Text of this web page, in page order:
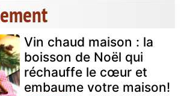
Vin chaud maison : la
boisson de Noël qui
réchauffe le cœur et
embaume votre maison!